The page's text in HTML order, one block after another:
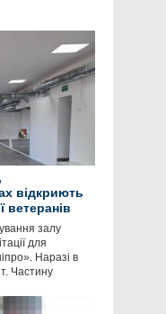
відкриють
ветеранів
залу
для
Наразі в
Частину